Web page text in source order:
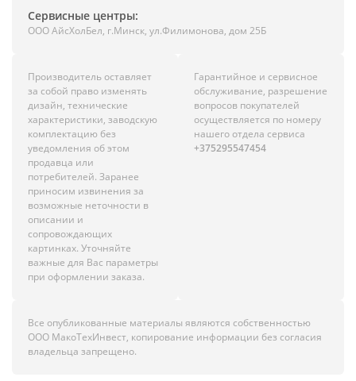
Сервисные центры:
ООО АйсХолБел, г.Минск, ул.Филимонова, дом 25Б
Производитель оставляет
за собой право изменять
дизайн, технические
характеристики, заводскую
комплектацию без
уведомления об этом
продавца или
потребителей. Заранее
приносим извинения за
возможные неточности в
описании и
сопровождающих
картинках. Уточняйте
важные для Вас параметры
при оформлении заказа.
Гарантийное и сервисное
обслуживание, разрешение
вопросов покупателей
осуществляется по номеру
нашего отдела сервиса
+375295547454
Все опубликованные материалы являются собственностью
ООО МакоТехИнвест, копирование информации без согласия
владельца запрещено.